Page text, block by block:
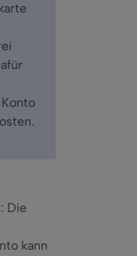
Die
kann